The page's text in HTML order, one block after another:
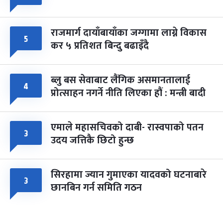
५ राजमार्ग दायाँबायाँका जग्गामा लाग्ने विकास
कर ५ प्रतिशत बिन्दु बढाइँदै
४ ब्लु बस सेवाबाट लैंगिक असमानतालाई
प्रोत्साहन नगर्ने नीति लिएका हौं : मन्त्री बादी
३ एमाले महासचिवको दाबी- रास्वपाको पतन
उदय जत्तिकै छिटो हुन्छ
३ सिरहामा ज्यान गुमाएका यादवको घटनाबारे
छानबिन गर्न समिति गठन